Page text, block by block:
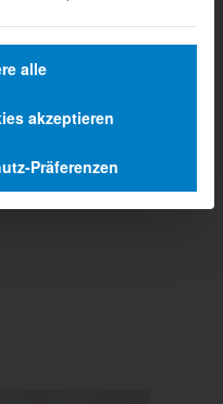
alle
akzeptieren
Präferenzen